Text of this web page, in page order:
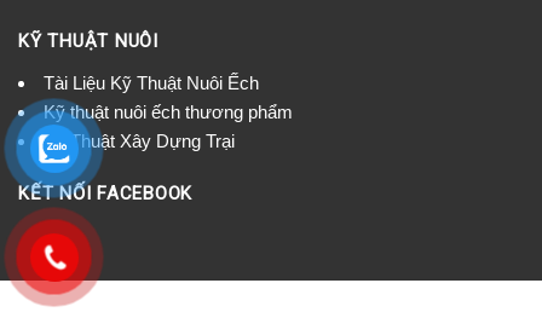
KỸ THUẬT NUÔI
Tài Liệu Kỹ Thuật Nuôi Ếch
Kỹ thuật nuôi ếch thương phẩm
Kỹ Thuật Xây Dựng Trại
KẾT NỐI FACEBOOK